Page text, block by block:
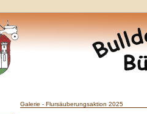
Galerie - Flursäuberungsaktion 2025